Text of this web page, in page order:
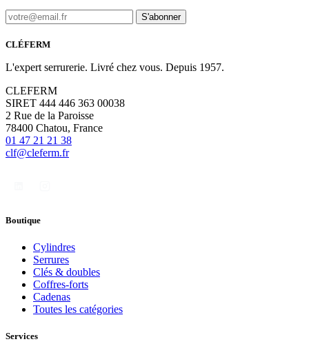
S'abonner
CLÉFERM
L'expert serrurerie. Livré chez vous. Depuis 1957.
CLEFERM
SIRET 444 446 363 00038
2 Rue de la Paroisse
78400 Chatou, France
01 47 21 21 38
clf@cleferm.fr
Boutique
Cylindres
Serrures
Clés & doubles
Coffres-forts
Cadenas
Toutes les catégories
Services